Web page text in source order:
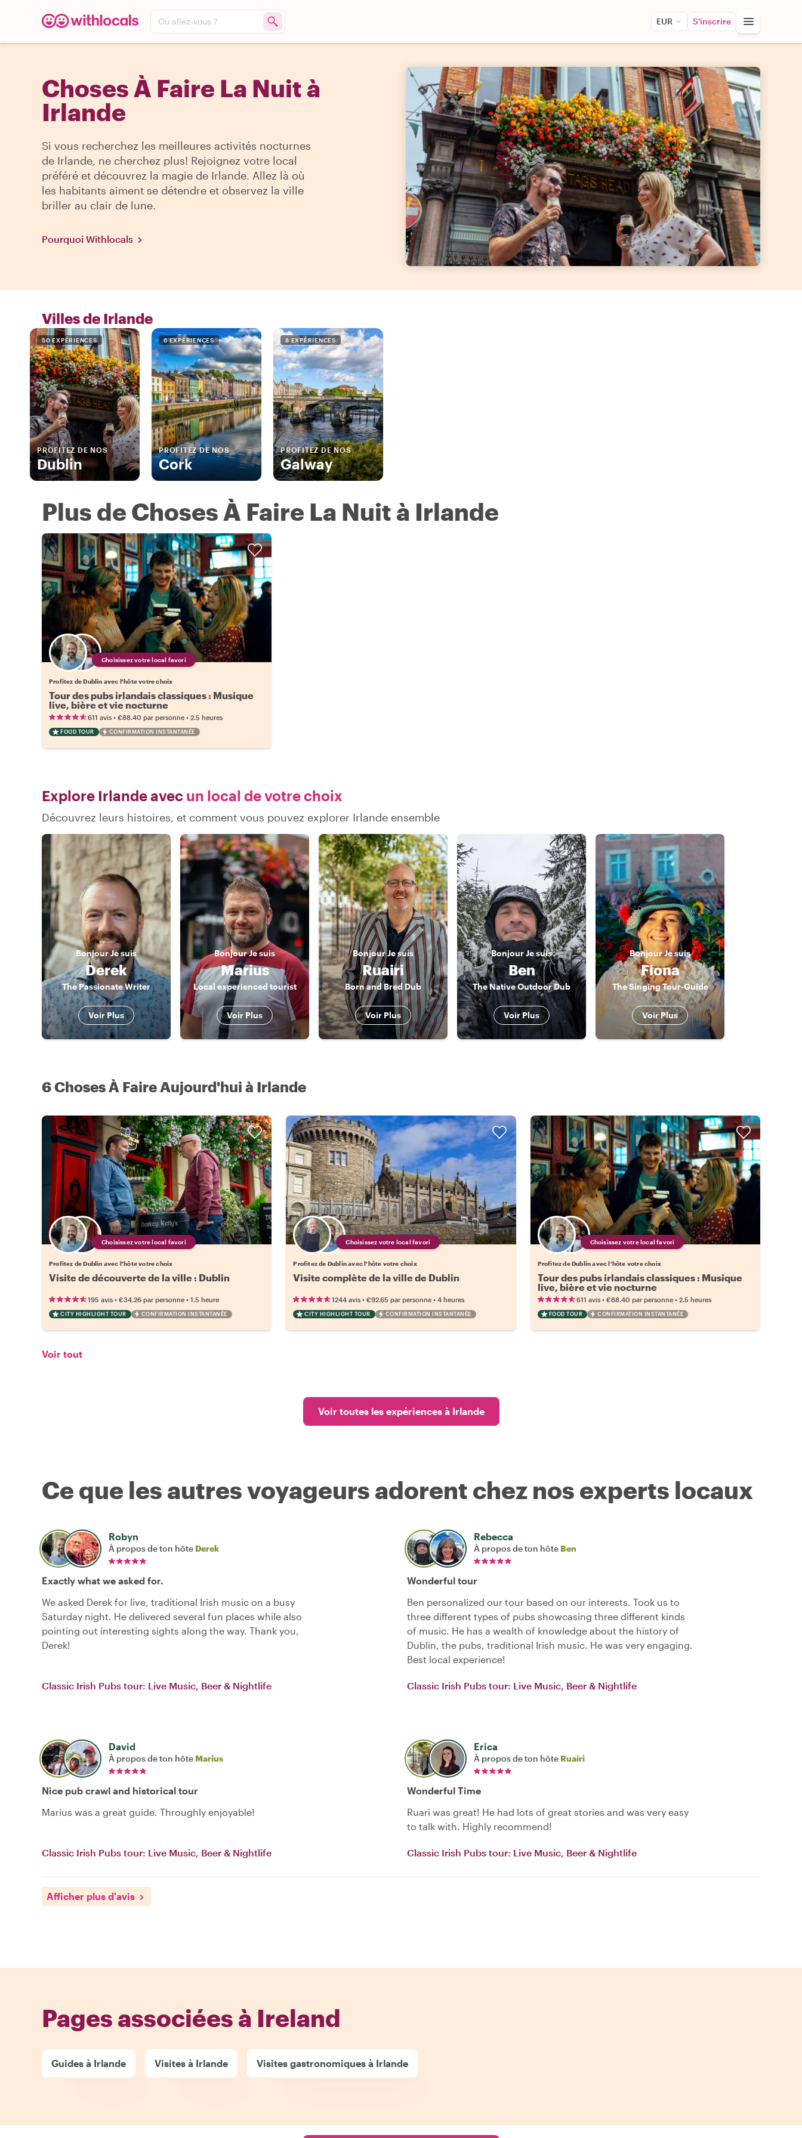
Où allez-vous ? EUR S'inscrire
Choses À Faire La Nuit à
Irlande
Si vous recherchez les meilleures activités nocturnes
de Irlande, ne cherchez plus! Rejoignez votre local
préféré et découvrez la magie de Irlande. Allez là où
les habitants aiment se détendre et observez la ville
briller au clair de lune.
Pourquoi Withlocals
Villes de Irlande
50 EXPÉRIENCES
PROFITEZ DE NOS
Dublin
6 EXPÉRIENCES
PROFITEZ DE NOS
Cork
8 EXPÉRIENCES
PROFITEZ DE NOS
Galway
Plus de Choses À Faire La Nuit à Irlande
Choisissez votre local favori
Profitez de Dublin avec l'hôte votre choix
Tour des pubs irlandais classiques : Musique
live, bière et vie nocturne
611 avis • €88.40 par personne • 2.5 heures
FOOD TOUR CONFIRMATION INSTANTANÉE
Explore Irlande avec un local de votre choix
Découvrez leurs histoires, et comment vous pouvez explorer Irlande ensemble
BonjourJe suis
Derek
The Passionate Writer
Voir Plus
BonjourJe suis
Marius
Local experienced tourist
Voir Plus
BonjourJe suis
Ruairi
Born and Bred Dub
Voir Plus
BonjourJe suis
Ben
The Native Outdoor Dub
Voir Plus
BonjourJe suis
Fiona
The Singing Tour-Guide
Voir Plus
6 Choses À Faire Aujourd'hui à Irlande
Choisissez votre local favori
Profitez de Dublin avec l'hôte votre choix
Visite de découverte de la ville : Dublin
195 avis • €34.26 par personne • 1.5 heure
CITY HIGHLIGHT TOUR CONFIRMATION INSTANTANÉE
Choisissez votre local favori
Profitez de Dublin avec l'hôte votre choix
Visite complète de la ville de Dublin
1244 avis •€92.65 par personne •4 heures
CITY HIGHLIGHT TOUR CONFIRMATION INSTANTANÉE
Choisissez votre local favori
Profitez de Dublin avec l'hôte votre choix
Tour des pubs irlandais classiques : Musique
live, bière et vie nocturne
611 avis• €88.40 par personne• 2.5 heures
FOOD TOUR CONFIRMATION INSTANTANÉE
Voir tout
Voir toutes les expériences à Irlande
Ce que les autres voyageurs adorent chez nos experts locaux
Robyn
À propos de ton hôte Derek
Exactly what we asked for.
We asked Derek for live, traditional Irish music on a busy
Saturday night. He delivered several fun places while also
pointing out interesting sights along the way. Thank you,
Derek!
Classic Irish Pubs tour: Live Music, Beer & Nightlife
Rebecca
À propos de ton hôte Ben
Wonderful tour
Ben personalized our tour based on our interests. Took us to
three different types of pubs showcasing three different kinds
of music. He has a wealth of knowledge about the history of
Dublin, the pubs, traditional Irish music. He was very engaging.
Best local experience!
Classic Irish Pubs tour: Live Music, Beer & Nightlife
David
À propos de ton hôte Marius
Nice pub crawl and historical tour
Marius was a great guide. Throughly enjoyable!
Classic Irish Pubs tour: Live Music, Beer & Nightlife
Erica
À propos de ton hôte Ruairi
Wonderful Time
Ruari was great! He had lots of great stories and was very easy
to talk with. Highly recommend!
Classic Irish Pubs tour: Live Music, Beer & Nightlife
Afficher plus d'avis
Pages associées à Ireland
Guides à Irlande Visites à Irlande Visites gastronomiques à Irlande